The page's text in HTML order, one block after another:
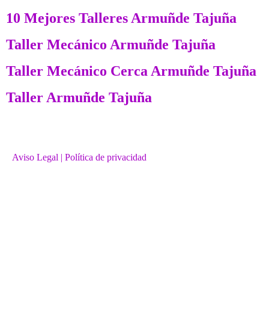
10 Mejores Talleres Armuñde Tajuña
Taller Mecánico Armuñde Tajuña
Taller Mecánico Cerca Armuñde Tajuña
Taller Armuñde Tajuña
Aviso Legal | Política de privacidad